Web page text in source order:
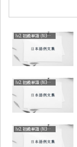
lv2. 初級単語 (N3～N4)
lv2. 初級単語 (N3～N4)
lv2. 初級単語 (N3～N4)